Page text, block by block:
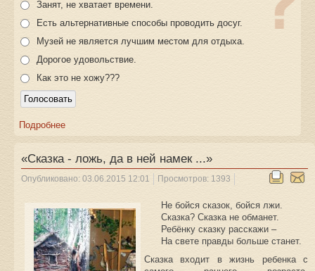
Занят, не хватает времени.
Есть альтернативные способы проводить досуг.
Музей не является лучшим местом для отдыха.
Дорогое удовольствие.
Как это не хожу???
Подробнее
«Сказка - ложь, да в ней намек ...»
Опубликовано: 03.06.2015 12:01 Просмотров: 1393
Не бойся сказок, бойся лжи.
Сказка? Сказка не обманет.
Ребёнку сказку расскажи –
На свете правды больше станет.
Сказка входит в жизнь ребенка с